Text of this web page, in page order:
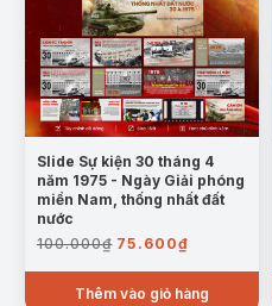
Slide Sự kiện 30 tháng 4
năm 1975 - Ngày Giải phóng
miền Nam, thống nhất đất
nước
100.000₫ Giá
là:
75.600₫Giá
tại
Thêm vào giỏ hàng